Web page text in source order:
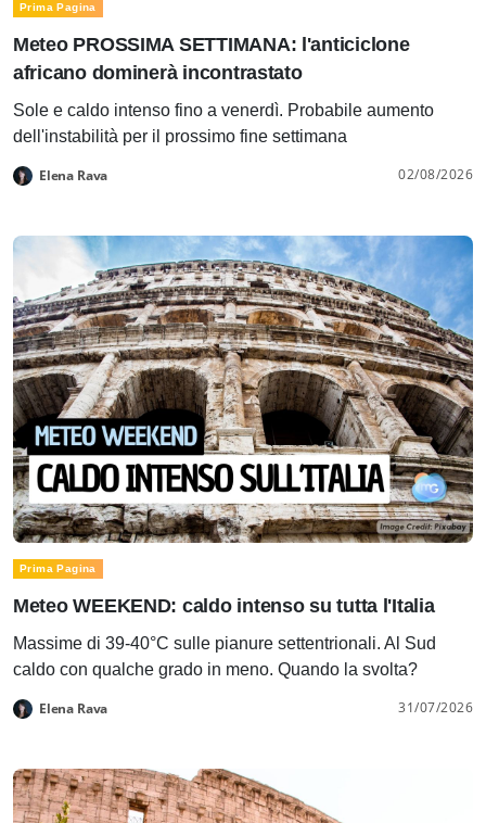
Prima Pagina
Meteo PROSSIMA SETTIMANA: l'anticiclone
africano dominerà incontrastato
Sole e caldo intenso fino a venerdì. Probabile aumento
dell'instabilità per il prossimo fine settimana
Elena Rava 02/08/2026
Prima Pagina
Meteo WEEKEND: caldo intenso su tutta l'Italia
Massime di 39-40°C sulle pianure settentrionali. Al Sud
caldo con qualche grado in meno. Quando la svolta?
Elena Rava 31/07/2026